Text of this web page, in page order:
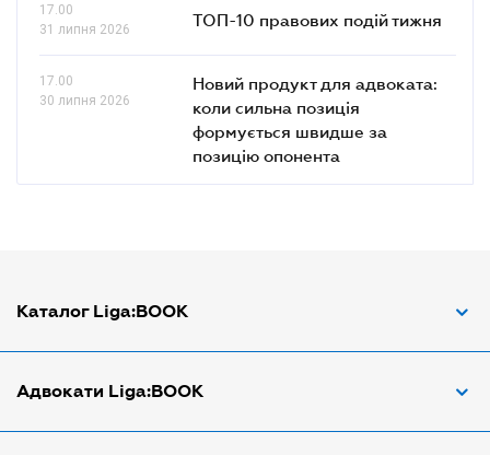
17.00
31 липня 2026
ТОП-10 правових подій тижня
17.00
30 липня 2026
Новий продукт для адвоката:
коли сильна позиція
формується швидше за
позицію опонента
Каталог Liga:BOOK
Адвокат по ДТП
Адвокати Liga:BOOK